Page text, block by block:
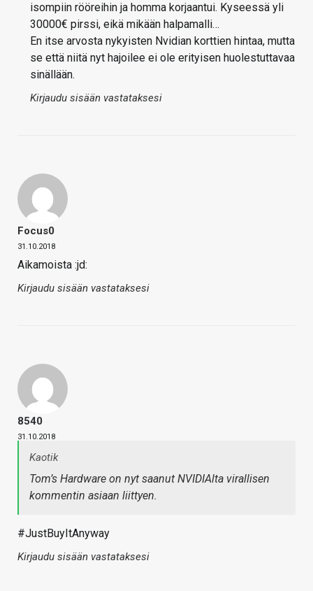
isompiin rööreihin ja homma korjaantui. Kyseessä yli
30000€ pirssi, eikä mikään halpamalli…
En itse arvosta nykyisten Nvidian korttien hintaa, mutta
se että niitä nyt hajoilee ei ole erityisen huolestuttavaa
sinällään.
Kirjaudu sisään vastataksesi
Focus0
31.10.2018
Aikamoista :jd:
Kirjaudu sisään vastataksesi
8540
31.10.2018
Kaotik
Tom’s Hardware on nyt saanut NVIDIAlta virallisen
kommentin asiaan liittyen.
#JustBuyItAnyway
Kirjaudu sisään vastataksesi